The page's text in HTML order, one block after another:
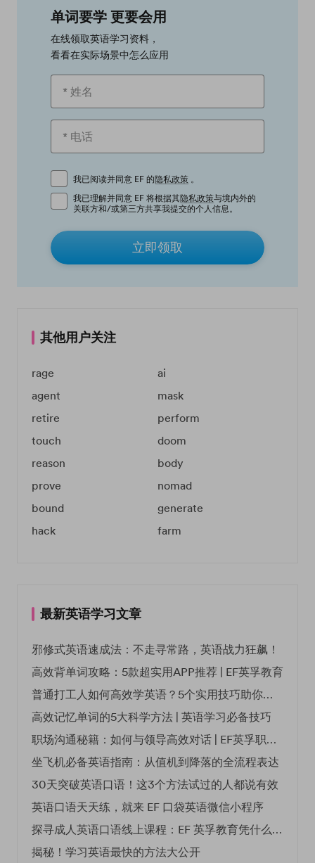
单词要学 更要会用
在线领取英语学习资料，
看看在实际场景中怎么应用
我已阅读并同意 EF 的隐私政策 。
我已理解并同意 EF 将根据其隐私政策与境内外的
关联方和/或第三方共享我提交的个人信息。
立即领取
其他用户关注
rage
ai
agent
mask
retire
perform
touch
doom
reason
body
prove
nomad
bound
generate
hack
farm
最新英语学习文章
邪修式英语速成法：不走寻常路，英语战力狂飙！
高效背单词攻略：5款超实用APP推荐 | EF英孚教育
普通打工人如何高效学英语？5个实用技巧助你突破职场瓶颈
高效记忆单词的5大科学方法 | 英语学习必备技巧
职场沟通秘籍：如何与领导高效对话 | EF英孚职场指南
坐飞机必备英语指南：从值机到降落的全流程表达
30天突破英语口语！这3个方法试过的人都说有效
英语口语天天练，就来 EF 口袋英语微信小程序
探寻成人英语口语线上课程：EF 英孚教育凭什么领航
揭秘！学习英语最快的方法大公开